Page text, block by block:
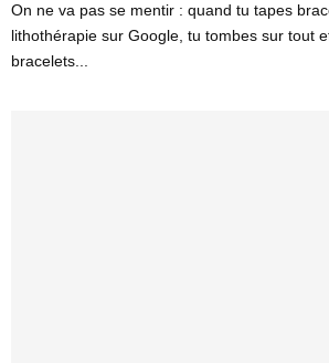
On ne va pas se mentir : quand tu tapes
lithothérapie sur Google, tu tombes sur tout
bracelets...